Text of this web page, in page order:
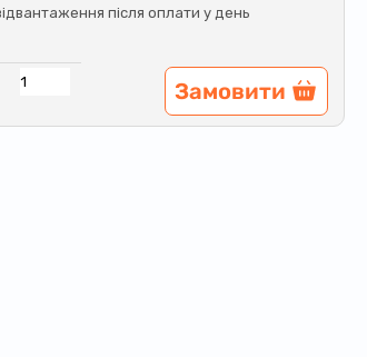
після оплати у день
Замовити